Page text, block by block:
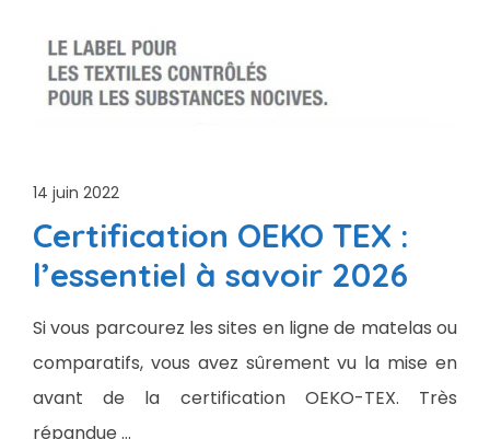
14 juin 2022
Certification OEKO TEX :
l’essentiel à savoir 2026
Si vous parcourez les sites en ligne de matelas ou
comparatifs, vous avez sûrement vu la mise en
avant de la certification OEKO-TEX. Très
répandue …